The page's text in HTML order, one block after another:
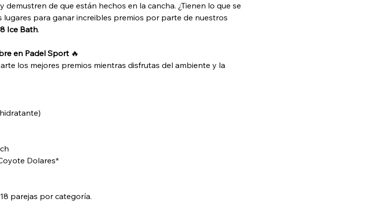
de que están hechos en la cancha. ¿Tienen lo que se
lugares para ganar increibles premios por parte de nuestros
Ice Bath.
en Padel Sport 🔥
los mejores premios mientras disfrutas del ambiente y la
Dolares*
parejas por categoría.